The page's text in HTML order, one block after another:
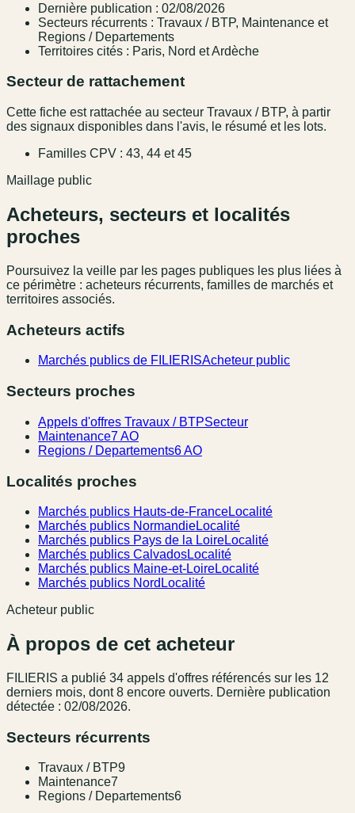
Dernière publication : 02/08/2026
Secteurs récurrents : Travaux / BTP, Maintenance et
Regions / Departements
Territoires cités : Paris, Nord et Ardèche
Secteur de rattachement
Cette fiche est rattachée au secteur Travaux / BTP, à partir
des signaux disponibles dans l'avis, le résumé et les lots.
Familles CPV : 43, 44 et 45
Maillage public
Acheteurs, secteurs et localités
proches
Poursuivez la veille par les pages publiques les plus liées à
ce périmètre : acheteurs récurrents, familles de marchés et
territoires associés.
Acheteurs actifs
Marchés publics de FILIERISAcheteur public
Secteurs proches
Appels d'offres Travaux / BTPSecteur
Maintenance7 AO
Regions / Departements6 AO
Localités proches
Marchés publics Hauts-de-FranceLocalité
Marchés publics NormandieLocalité
Marchés publics Pays de la LoireLocalité
Marchés publics CalvadosLocalité
Marchés publics Maine-et-LoireLocalité
Marchés publics Nord Localité
Acheteur public
À propos de cet acheteur
FILIERIS a publié 34 appel s d'offres référencés sur les 12
derniers mois, dont 8 encore ouverts. Dernière publication
détectée : 02/08/2026.
Secteurs récurrents
Travaux / BTP9
Maintenance7
Regions / Departements6